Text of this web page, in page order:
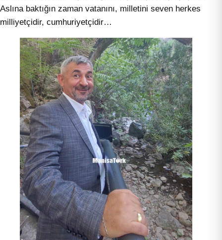
Aslına baktığın zaman vatanını, milletini seven herkes
milliyetçidir, cumhuriyetçidir…